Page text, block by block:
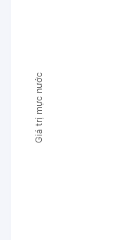
Giá trị mực nước